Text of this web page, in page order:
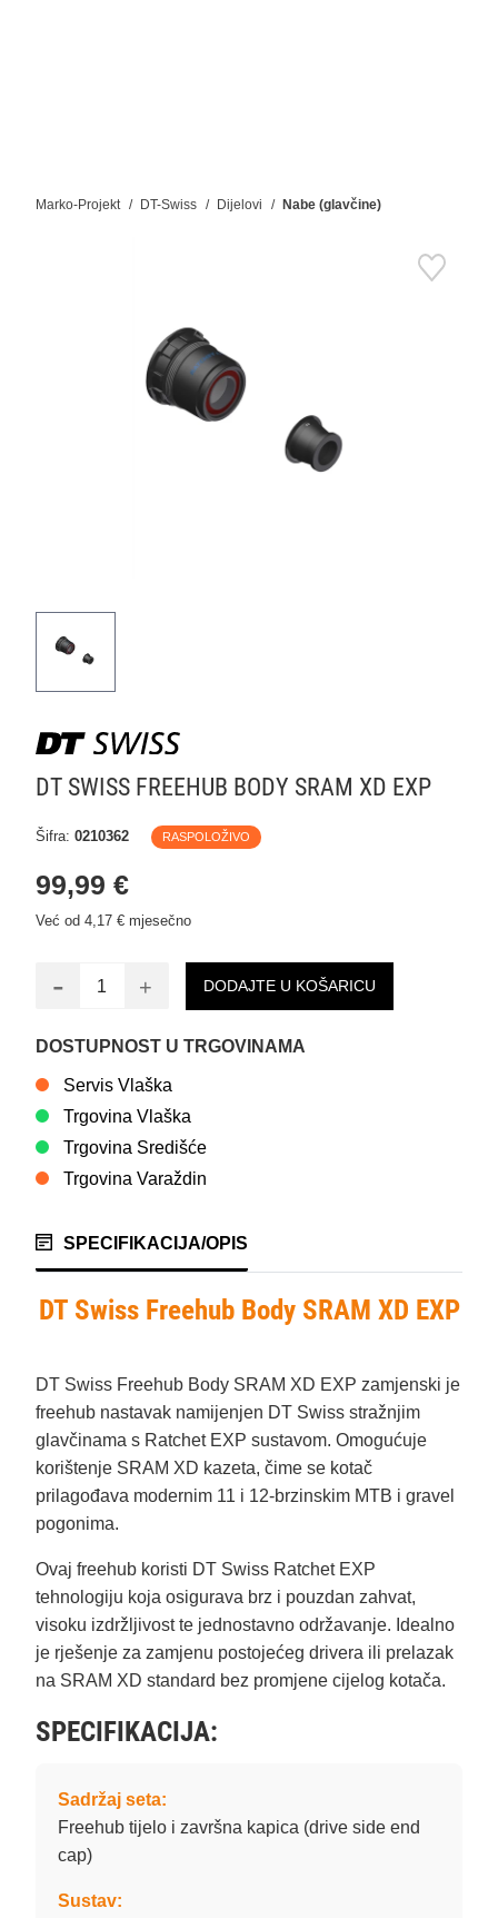
Marko-Projekt DT-Swiss Dijelovi Nabe (glavčine)
DT SWISS FREEHUB BODY SRAM XD EXP
Šifra: 0210362 RASPOLOŽIVO
99,99 €
Već od 4,17 € mjesečno
- + DODAJTE U KOŠARICU
DOSTUPNOST U TRGOVINAMA
Servis Vlaška
Trgovina Vlaška
Trgovina Središće
Trgovina Varaždin
SPECIFIKACIJA/OPIS
DT Swiss Freehub Body SRAM XD EXP
DT Swiss Freehub Body SRAM XD EXP zamjenski je
freehub nastavak namijenjen DT Swiss stražnjim
glavčinama s Ratchet EXP sustavom. Omogućuje
korištenje SRAM XD kazeta, čime se kotač
prilagođava modernim 11 i 12-brzinskim MTB i gravel
pogonima.
Ovaj freehub koristi DT Swiss Ratchet EXP
tehnologiju koja osigurava brz i pouzdan zahvat,
visoku izdržljivost te jednostavno održavanje. Idealno
je rješenje za zamjenu postojećeg drivera ili prelazak
na SRAM XD standard bez promjene cijelog kotača.
SPECIFIKACIJA:
Sadržaj seta:
Freehub tijelo i završna kapica (drive side end
cap)
Sustav: